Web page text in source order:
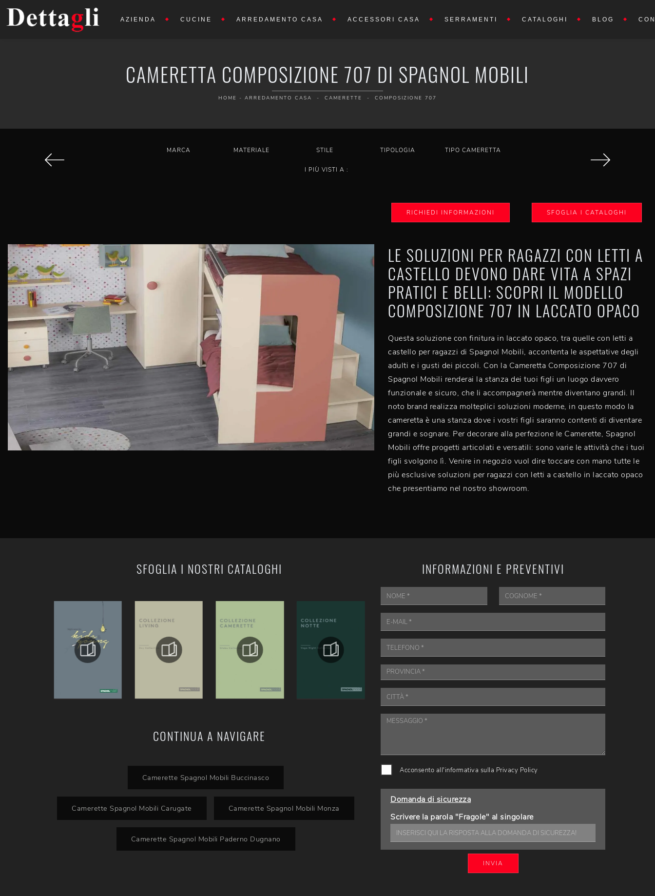
AZIENDA CUCINE ARREDAMENTO CASA ACCESSORI CASA SERRAMENTI CATALOGHI BLOG
CAMERETTA COMPOSIZIONE 707 DI SPAGNOL MOBILI
HOME - ARREDAMENTO CASA - CAMERETTE - COMPOSIZIONE 707
MARCA MATERIALE STILE TIPOLOGIA TIPO CAMERETTA
I PIÙ VISTI A :
RICHIEDI INFORMAZIONI SFOGLIA I CATALOGHI
LE SOLUZIONI PER RAGAZZI CON LETTI A
CASTELLO DEVONO DARE VITA A SPAZI
PRATICI E BELLI: SCOPRI IL MODELLO
COMPOSIZIONE 707 IN LACCATO OPACO
Questa soluzione con finitura in laccato opaco, tra quelle con letti a
castello per ragazzi di Spagnol Mobili, accontenta le aspettative degli
adulti e i gusti dei piccoli. Con la Cameretta Composizione 707 di
Spagnol Mobili renderai la stanza dei tuoi figli un luogo davvero
funzionale e sicuro, che li accompagnerà mentre diventano grandi. Il
noto brand realizza molteplici soluzioni moderne, in questo modo la
cameretta è una stanza dove i vostri figli saranno contenti di diventare
grandi e sognare. Per decorare alla perfezione le Camerette, Spagnol
Mobili offre progetti articolati e versatili: sono varie le attività che i tuoi
figli svolgono lì. Venire in negozio vuol dire toccare con mano tutte le
più esclusive soluzioni per ragazzi con letti a castello in laccato opaco
che presentiamo nel nostro showroom.
SFOGLIA I NOSTRI CATALOGHI
CONTINUA A NAVIGARE
Camerette Spagnol Mobili Buccinasco
Camerette Spagnol Mobili Carugate Camerette Spagnol Mobili Monza
Camerette Spagnol Mobili Paderno Dugnano
INFORMAZIONI E PREVENTIVI
Acconsento all'informativa sulla Privacy Policy
Domanda di sicurezza
Scrivere la parola "Fragole" al singolare
INVIA